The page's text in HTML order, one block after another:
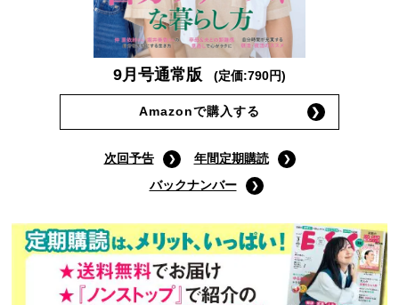
9月号通常版 (定価:790円)
Amazonで購入する
次回予告
年間定期購読
バックナンバー